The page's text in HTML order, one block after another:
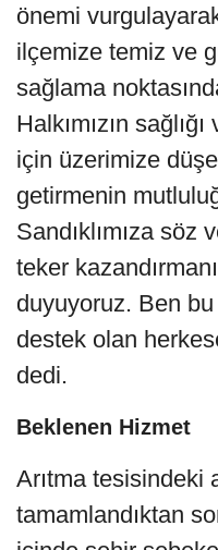
önemi
ilçemize temiz ve
sağlama
Halkımızın
için üzerimize
getirmenin
Sandıklımıza söz
teker
duyuyoruz. Ben
destek olan
dedi.
Beklenen Hizmet
Arıtma tesisindeki
tamamlandıktan